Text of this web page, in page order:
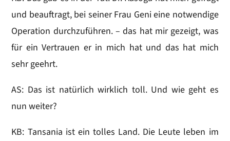
und beauftragt, bei seiner Frau Geni eine notwendige
Operation durchzuführen. – das hat mir gezeigt, was
für ein Vertrauen er in mich hat und das hat mich
sehr geehrt.
AS: Das ist natürlich wirklich toll. Und wie geht es
nun weiter?
KB: Tansania ist ein tolles Land. Die Leute leben im